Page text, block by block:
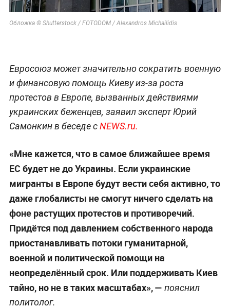
Обложка © Shutterstock / FOTODOM / Alexandros Michailidis
Евросоюз может значительно сократить военную
и финансовую помощь Киеву из-за роста
протестов в Европе, вызванных действиями
украинских беженцев, заявил эксперт Юрий
Самонкин в беседе сNEWS.ru.
«Мне кажется, что в самое ближайшее время
ЕС будет не до Украины. Если украинские
мигранты в Европе будут вести себя активно, то
даже глобалисты не смогут ничего сделать на
фоне растущих протестов и противоречий.
Придётся под давлением собственного народа
приостанавливать потоки гуманитарной,
военной и политической помощи на
неопределённый срок. Или поддерживать Киев
тайно, но не в таких масштабах», — пояснил
политолог.